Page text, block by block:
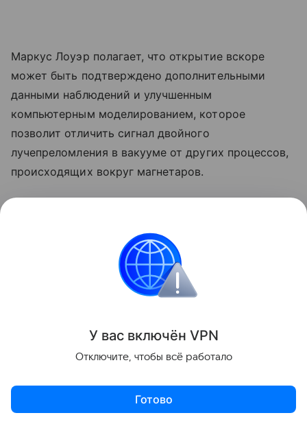
Маркус Лоуэр полагает, что открытие вскоре
может быть подтверждено дополнительными
данными наблюдений и улучшенным
компьютерным моделированием, которое
позволит отличить сигнал двойного
лучепреломления в вакууме от других процессов,
происходящих вокруг магнетаров.
и наши обновленные модели, мы, возможно,
наконец-то сможем завершить поиски, начатые
Гейзенбергом почти 90 лет назад» — подытожил
У вас включён VPN
Отключите, чтобы всё работало
Готово